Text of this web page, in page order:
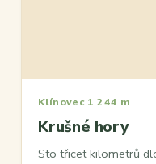
Klínovec 1 244 m
Krušné hory
Sto třicet kilometrů